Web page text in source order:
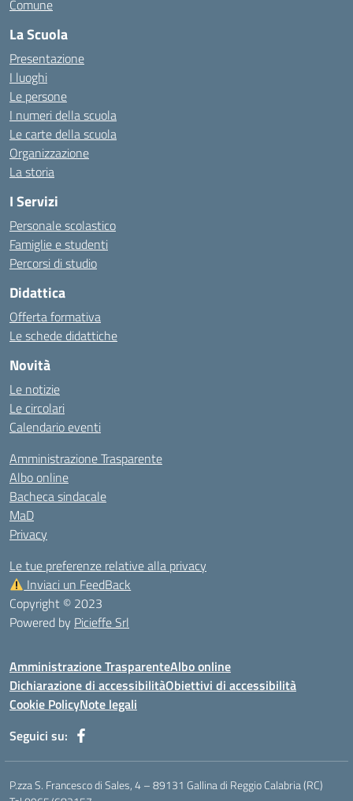
Comune
La Scuola
Presentazione
I luoghi
Le persone
I numeri della scuola
Le carte della scuola
Organizzazione
La storia
I Servizi
Personale scolastico
Famiglie e studenti
Percorsi di studio
Didattica
Offerta formativa
Le schede didattiche
Novità
Le notizie
Le circolari
Calendario eventi
Amministrazione Trasparente
Albo online
Bacheca sindacale
MaD
Privacy
Le tue preferenze relative alla privacy
Inviaci un FeedBack
Copyright © 2023
Powered by Picieffe Srl
Amministrazione TrasparenteAlbo online
Dichiarazione di accessibilitàObiettivi di accessibilità
Cookie PolicyNote legali
Seguici su:
P.zza S. Francesco di Sales, 4 – 89131 Gallina di Reggio Calabria (RC)